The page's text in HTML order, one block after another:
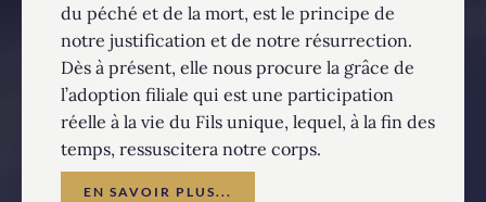
du péché et de la mort, est le principe de
notre justification et de notre résurrection.
Dès à présent, elle nous procure la grâce de
l’adoption filiale qui est une participation
réelle à la vie du Fils unique, lequel, à la fin des
temps, ressuscitera notre corps.
EN SAVOIR PLUS...